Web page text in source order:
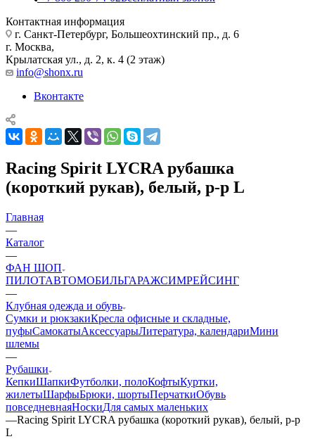
Контактная информация
г. Санкт-Петербург, Большеохтинский пр., д. 6
г. Москва,
Крылатская ул., д. 2, к. 4 (2 этаж)
info@shonx.ru
Вконтакте
Racing Spirit LYCRA рубашка
(короткий рукав), белый, р-р L
Главная
—
Каталог
—
ФАН ШОП
ПИЛОТАВТОМОБИЛЬГАРАЖСИМРЕЙСИНГ
—
Клубная одежда и обувь
Сумки и рюкзакиКресла офисные и складные,
пуфыСамокатыАксессуарыЛитература, календариМини
шлемы
—
Рубашки
КепкиШапкиФутболки, полоКофтыКуртки,
жилетыШарфыБрюки, шортыПерчаткиОбувь
повседневнаяНоскиДля самых маленьких
—Racing Spirit LYCRA рубашка (короткий рукав), белый, р-р
L